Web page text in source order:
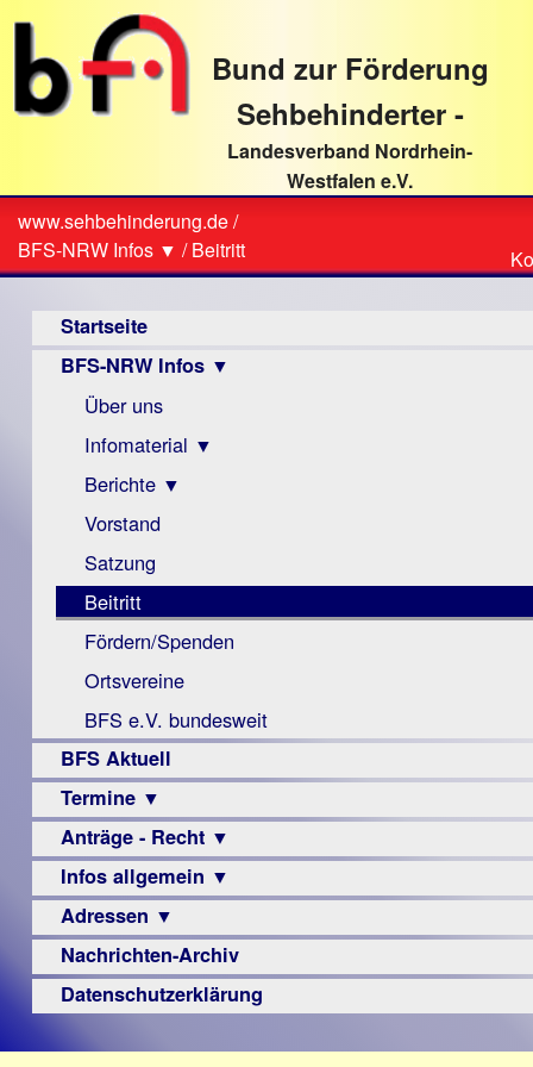
direkt
Textinhalt
Bund zur Förderung
Sehbehinderter -
Landesverband Nordrhein-
Westfalen e.V.
Sie
sind
hier
www.sehbehinderung.de/
BFS-NRW Infos ▼ /Beitritt
Startseite
BFS-NRW Infos ▼
Über uns
Infomaterial ▼
Visus
Zeitschrift
Monokular
Mac
Instagram-
Links
Berichte ▼
Archiv
Berichte
Vorstand
Satzung
Beitritt
Fördern/Spenden
Ortsvereine
BFS e.V. bundesweit
BFS Aktuell
Termine ▼
Veranstaltungsprogramme
Anträge - Recht ▼
Archiv
Urteile
Infos allgemein ▼
Sehbehinderung
Frühförderung
Schule
–
Adressen ▼
Augenoptiker
Berufsbildungswerke
Nachrichten-Archiv
Datenschutzerklärung